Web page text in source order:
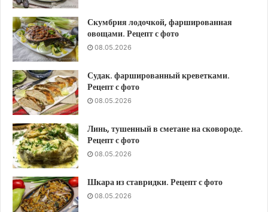
Скумбрия лодочкой, фаршированная
овощами. Рецепт с фото
08.05.2026
Судак. фаршированный креветками.
Рецепт с фото
08.05.2026
Линь, тушенный в сметане на сковороде.
Рецепт с фото
08.05.2026
Шкара из ставридки. Рецепт с фото
08.05.2026